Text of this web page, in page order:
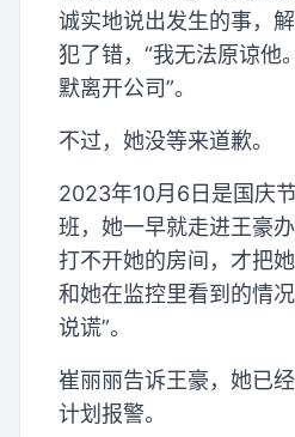
诚实地说出发生的事，
犯了错，“我无法原谅他
默离开公司”。
不过，她没等来道歉。
2023年10月6日是国庆
班，她一早就走进王豪
打不开她的房间，才把
和她在监控里看到的情
说谎”。
崔丽丽告诉王豪，她已
计划报警。